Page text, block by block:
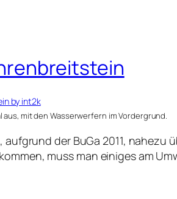
mit den Wasserwerfern im Vordergrund.
aufgrund der BuGa 2011,
muss man einiges am